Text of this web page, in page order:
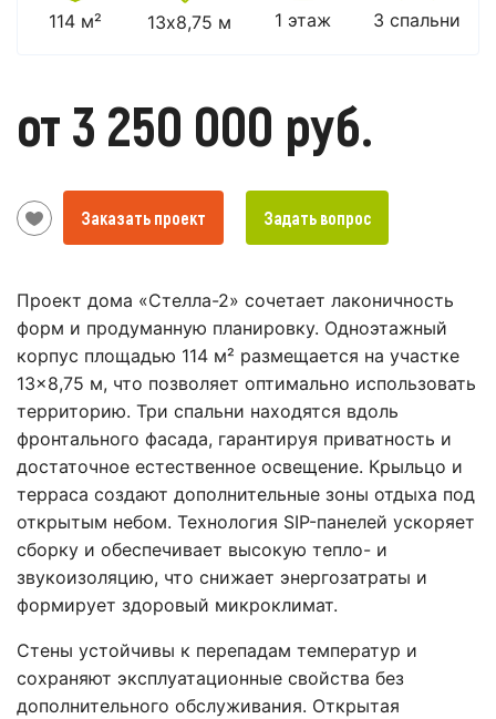
114 м² 13х8,75 м 1 этаж 3 спальни
от 3 250 000 руб.
Заказать проект Задать вопрос
Проект дома «Стелла-2» сочетает лаконичность
форм и продуманную планировку. Одноэтажный
корпус площадью 114 м² размещается на участке
13×8,75 м, что позволяет оптимально использовать
территорию. Три спальни находятся вдоль
фронтального фасада, гарантируя приватность и
достаточное естественное освещение. Крыльцо и
терраса создают дополнительные зоны отдыха под
открытым небом. Технология SIP-панелей ускоряет
сборку и обеспечивает высокую тепло- и
звукоизоляцию, что снижает энергозатраты и
формирует здоровый микроклимат.
Стены устойчивы к перепадам температур и
сохраняют эксплуатационные свойства без
дополнительного обслуживания. Открытая